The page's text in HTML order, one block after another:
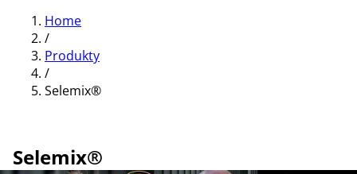
Home
/
Produkty
/
Selemix®
Selemix®